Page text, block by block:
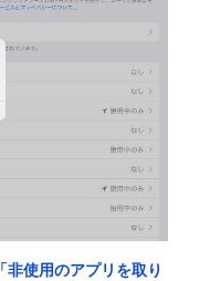
「非使用のアプリを取り